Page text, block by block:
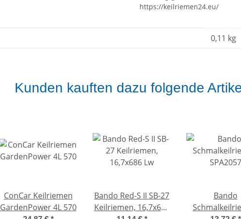
https://keilriemen24.eu/
0,11 kg
Kunden kauften dazu folgende
ConCar Keilriemen
GardenPower 4L 570
Bando Red-S II SB-27
Keilriemen, 16,7x686
Bando